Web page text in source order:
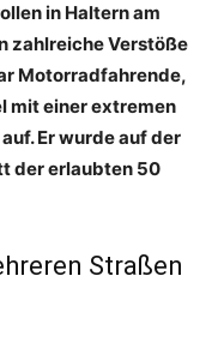
in Haltern am
zahlreiche Verstöße
Motorradfahrende,
mit einer extremen
Er wurde auf der
der erlaubten 50
Straßen